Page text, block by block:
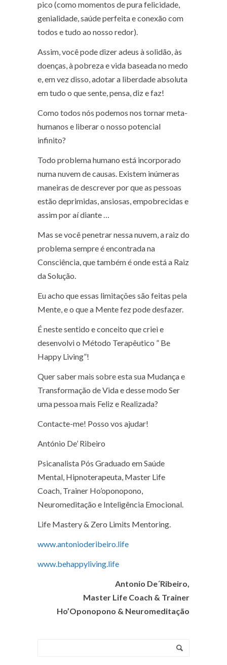
pico (como momentos de pura felicidade,
genialidade, saúde perfeita e conexão com
todos e tudo ao nosso redor).
Assim, você pode dizer adeus à solidão, às
doenças, à pobreza e vida baseada no medo
e, em vez disso, adotar a liberdade absoluta
em tudo o que sente, pensa, diz e faz!
Como todos nós podemos nos tornar meta-
humanos e liberar o nosso potencial
infinito?
Todo problema humano está incorporado
numa nuvem de causas. Existem inúmeras
maneiras de descrever por que as pessoas
estão deprimidas, ansiosas, empobrecidas e
assim por aí diante …
Mas se você penetrar nessa nuvem, a raiz do
problema sempre é encontrada na
Consciência, que também é onde está a Raiz
da Solução.
Eu acho que essas limitações são feitas pela
Mente, e o que a Mente fez pode desfazer.
É neste sentido e conceito que criei e
desenvolvi o Método Terapêutico ” Be
Happy Living”!
Quer saber mais sobre esta sua Mudança e
Transformação de Vida e desse modo Ser
uma pessoa mais Feliz e Realizada?
Contacte-me! Posso vos ajudar!
António De’ Ribeiro
Psicanalista Pós Graduado em Saúde
Mental, Hipnoterapeuta, Master Life
Coach, Trainer Ho’oponopono,
Neuromeditação e Inteligência Emocional.
Life Mastery & Zero Limits Mentoring.
www.antonioderibeiro.life
www.behappyliving.life
Antonio De´Ribeiro,
Master Life Coach & Trainer
Ho’Oponopono & Neuromeditação